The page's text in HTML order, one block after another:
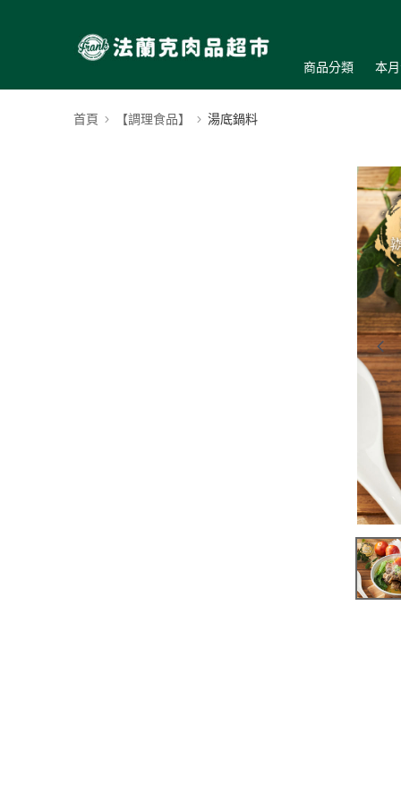
商品分類 本
首頁 【調理食品】 湯底鍋料